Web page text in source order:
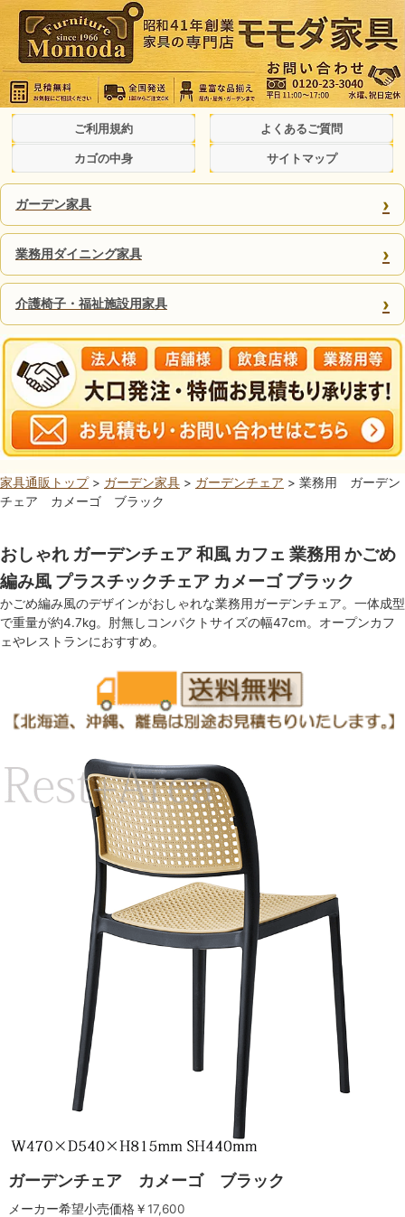
ご利用規約 よくあるご質問
カゴの中身 サイトマップ
ガーデン家具 ›
業務用ダイニング家具 ›
介護椅子・福祉施設用家具 ›
家具通販トップ> ガーデン家具 > ガーデンチェア > 業務用 ガーデン
チェア カメーゴ ブラック
おしゃれ ガーデンチェア 和風 カフェ 業務用 かごめ
編み風 プラスチックチェア カメーゴ ブラック
かごめ編み風のデザインがおしゃれな業務用ガーデンチェア。一体成型
で重量が約4.7kg。肘無しコンパクトサイズの幅47cm。オープンカフ
ェやレストランにおすすめ。
ガーデンチェア カメーゴ ブラック
メーカー希望小売価格￥17,600